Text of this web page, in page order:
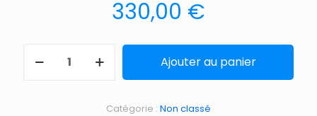
330,00 €
Ajouter au panier
Catégorie : Non classé